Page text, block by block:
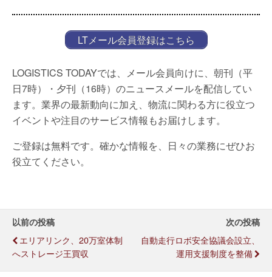
LTメール会員登録はこちら
LOGISTICS TODAYでは、メール会員向けに、朝刊（平
日7時）・夕刊（16時）のニュースメールを配信してい
ます。業界の最新動向に加え、物流に関わる方に役立つ
イベントや注目のサービス情報もお届けします。
ご登録は無料です。確かな情報を、日々の業務にぜひお
役立てください。
以前の投稿
エリアリンク、20万室体制
へストレージ王買収
次の投稿
自動走行ロボ安全協議会設立、
運用支援制度を整備